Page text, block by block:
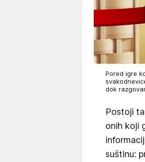
Pored igre
dok
Postoji
onih koji
suštinu: